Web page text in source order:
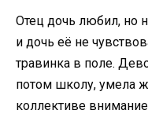
Отец дочь любил, но
и дочь её не
травинка в поле.
потом школу, умела
коллективе